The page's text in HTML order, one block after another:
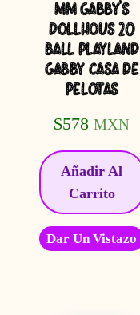
MM GABBY’S
DOLLHOUS 20
BALL PLAYLAND
GABBY CASA DE
PELOTAS
$578 MXN
Añadir Al
Carrito
Dar Un Vistazo